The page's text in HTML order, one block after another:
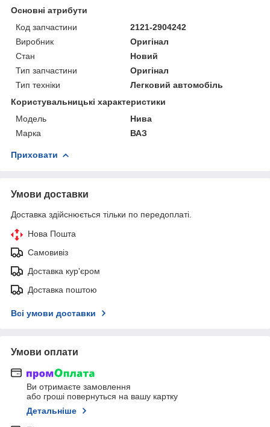
Основні атрибути
Код запчастини
2121-2904242
Виробник
Оригінал
Стан
Новий
Тип запчастини
Оригінал
Тип техніки
Легковий автомобіль
Користувальницькі характеристики
Мoдель
Нива
Марка
ВАЗ
Приховати
Умови доставки
Доставка здійснюється тільки по передоплаті.
Нова Пошта
Самовивіз
Доставка кур'єром
Доставка поштою
Всі умови доставки
Умови оплати
Ви отримаєте замовлення
або гроші повернуться на вашу картку
Детальніше